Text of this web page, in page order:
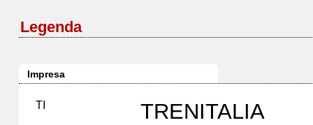
Legenda
Impresa
TI TRENITALIA